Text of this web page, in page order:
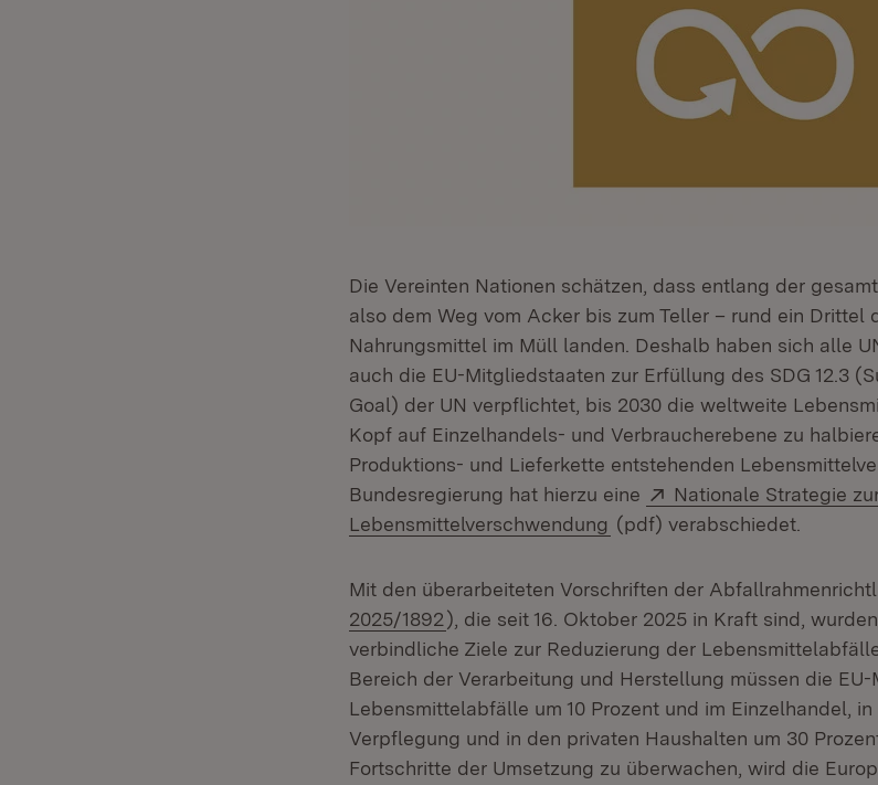
Die Vereinten Nationen schätzen, dass entlang der
also dem Weg vom Acker bis zum Teller – rund ein Drittel
Nahrungsmittel im Müll landen. Deshalb haben sich alle
auch die EU-Mitgliedstaaten zur Erfüllung des SDG 12.3
Goal) der UN verpflichtet, bis 2030 die weltweite
Kopf auf Einzelhandels- und Verbraucherebene zu
Produktions- und Lieferkette entstehenden
Bundesregierung hat hierzu eine
Extern:
Nationale Strategie
Lebensmittelverschwendung (Öffnet in neuem Fenster)
(pdf) verabschiedet.
Mit den überarbeiteten Vorschriften der
2025/1892(Öffnet in neuem Fenster)
), die seit 16. Oktober 2025 in Kraft sind,
verbindliche Ziele zur Reduzierung der
Bereich der Verarbeitung und Herstellung müssen die
Lebensmittelabfälle um 10 Prozent und im Einzelhandel,
Verpflegung und in den privaten Haushalten um 30
Fortschritte der Umsetzung zu überwachen, wird die